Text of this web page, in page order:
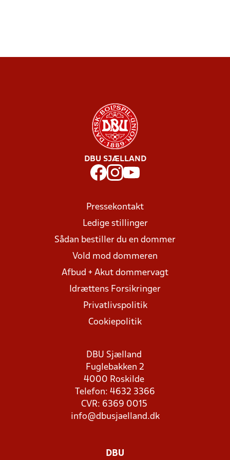
DBU SJÆLLAND
Pressekontakt
Ledige stillinger
Sådan bestiller du en dommer
Vold mod dommeren
Afbud + Akut dommervagt
Idrættens Forsikringer
Privatlivspolitik
Cookiepolitik
DBU Sjælland
Fuglebakken 2
4000 Roskilde
Telefon: 4632 3366
CVR: 6369 0015
info@dbusjaelland.dk
DBU